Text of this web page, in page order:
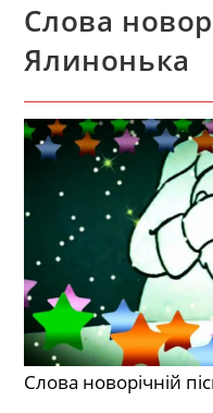
Слова
Ялинонька
Слова новорічній